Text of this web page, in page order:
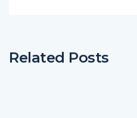
Related Posts